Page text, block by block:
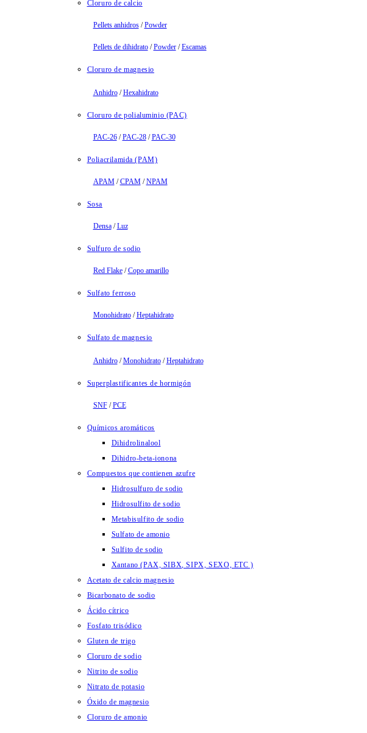
Cloruro de calcio
Pellets anhidros/Powder
Pellets de dihidrato/Powder/Escamas
Cloruro de magnesio
Anhidro/Hexahidrato
Cloruro de polialuminio (PAC)
PAC-26/PAC-28/PAC-30
Poliacrilamida (PAM)
APAM/CPAM/NPAM
Sosa
Densa/Luz
Sulfuro de sodio
Red Flake/Copo amarillo
Sulfato ferroso
Monohidrato/Heptahidrato
Sulfato de magnesio
Anhidro/Monohidrato/Heptahidrato
Superplastificantes de hormigón
SNF/PCE
Químicos aromáticos
Dihidrolinalool
Dihidro-beta-ionona
Compuestos que contienen azufre
Hidrosulfuro de sodio
Hidrosulfito de sodio
Metabisulfito de sodio
Sulfato de amonio
Sulfito de sodio
Xantano (PAX, SIBX, SIPX, SEXO, ETC )
Acetato de calcio magnesio
Bicarbonato de sodio
Ácido cítrico
Fosfato trisódico
Gluten de trigo
Cloruro de sodio
Nitrito de sodio
Nitrato de potasio
Óxido de magnesio
Cloruro de amonio